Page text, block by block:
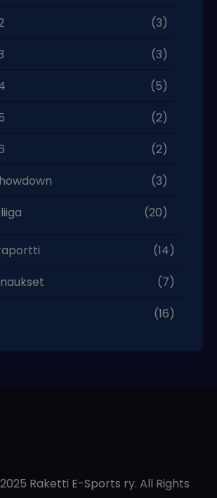
(3)
(3)
(5)
(2)
(2)
(3)
(20)
(14)
(7)
(16)
Raketti E-Sports ry. All Rights